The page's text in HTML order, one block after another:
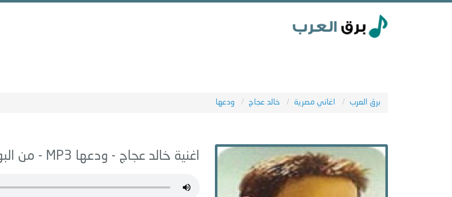
برق العرب اغاني مصرية خالد عجاج ودعها
اغنية خالد عجاج - ودعها